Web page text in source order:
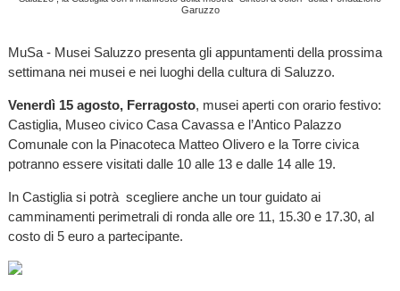
Garuzzo
MuSa - Musei Saluzzo presenta gli appuntamenti della prossima
settimana nei musei e nei luoghi della cultura di Saluzzo.
Venerdì 15 agosto, Ferragosto, musei aperti con orario festivo:
Castiglia, Museo civico Casa Cavassa e l’Antico Palazzo
Comunale con la Pinacoteca Matteo Olivero e la Torre civica
potranno essere visitati dalle 10 alle 13 e dalle 14 alle 19.
In Castiglia si potrà scegliere anche un tour guidato ai
camminamenti perimetrali di ronda alle ore 11, 15.30 e 17.30, al
costo di 5 euro a partecipante.